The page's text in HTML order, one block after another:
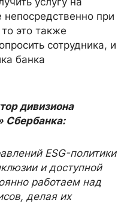
при
это также
сотрудника, и
банка
дивизиона
Сбербанка:
ESG-политики
и доступной
работаем над
делая их